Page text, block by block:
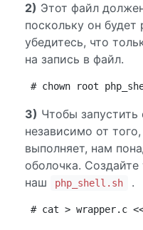
2) Этот файл
поскольку он
убедитесь, что
на запись в файл.
# chown root
3) Чтобы запустить
независимо от
выполняет, нам
оболочка.
наш
php_shell.sh .
# cat > wrapper.c